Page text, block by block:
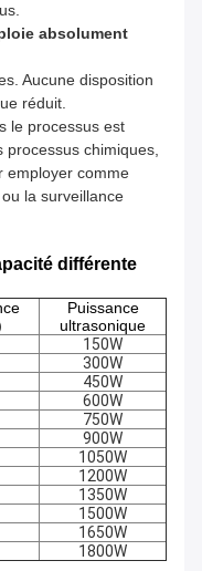
absolument
Aucune disposition
réduit.
le processus est
processus chimiques,
employer comme
la surveillance
différente
Puissance
ultrasonique
150W
300W
450W
600W
750W
900W
1050W
1200W
1350W
1500W
1650W
1800W